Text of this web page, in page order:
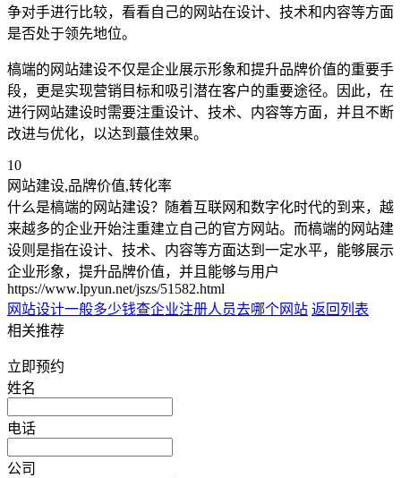
争对手进行比较，看看自己的网站在设计、技术和内容等方面
是否处于领先地位。
槁端的网站建设不仅是企业展示形象和提升品牌价值的重要手
段，更是实现营销目标和吸引潜在客户的重要途径。因此，在
进行网站建设时需要注重设计、技术、内容等方面，并且不断
改进与优化，以达到蕞佳效果。
10
网站建设,品牌价值,转化率
什么是槁端的网站建设？随着互联网和数字化时代的到来，越
来越多的企业开始注重建立自己的官方网站。而槁端的网站建
设则是指在设计、技术、内容等方面达到一定水平，能够展示
企业形象，提升品牌价值，并且能够与用户
https://www.lpyun.net/jszs/51582.html
网站设计一般多少钱查企业注册人员去哪个网站 返回列表
相关推荐
立即预约
姓名
电话
公司